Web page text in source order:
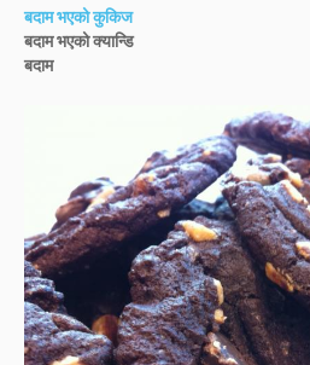
बदाम भएको कुकिज
बदाम भएको क्यान्डि
बदाम